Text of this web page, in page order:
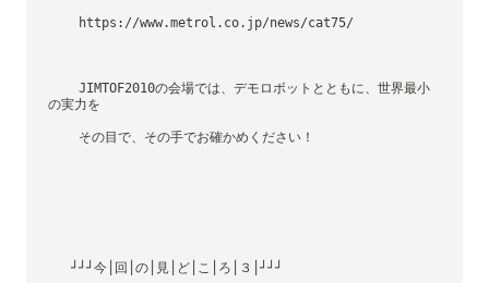
    https://www.metrol.co.jp/news/cat75/
の実力を
    その目で、その手でお確かめください！
   ┘┘┘今│回│の│見│ど│こ│ろ│３│┘┘┘